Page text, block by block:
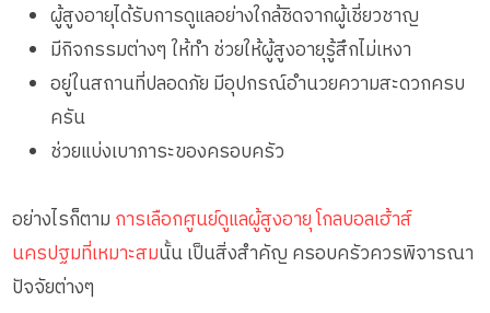
ผู้สูงอายุได้รับการดูแลอย่างใกล้ชิดจากผู้เชี่ยวชาญ
มีกิจกรรมต่างๆ ให้ทำ ช่วยให้ผู้สูงอายุรู้สึกไม่เหงา
อยู่ในสถานที่ปลอดภัย มีอุปกรณ์อำนวยความสะดวกครบ
ครัน
ช่วยแบ่งเบาภาระของครอบครัว
อย่างไรก็ตาม การเลือกศูนย์ดูแลผู้สูงอายุ โกลบอลเฮ้าส์
นครปฐมที่เหมาะสมนั้น เป็นสิ่งสำคัญ ครอบครัวควรพิจารณา
ปัจจัยต่างๆ